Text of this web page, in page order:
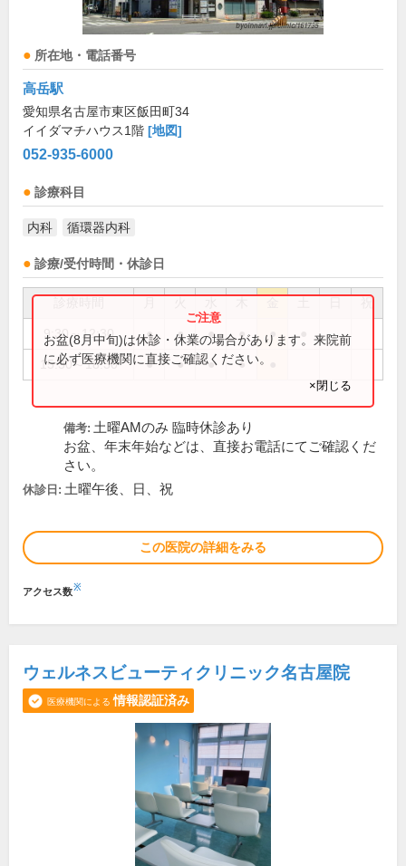
所在地・電話番号
高岳駅
愛知県名古屋市東区飯田町34
イイダマチハウス1階 [地図]
052-935-6000
診療科目
内科 循環器内科
診療/受付時間・休診日
祝
9:30～12:30 ● ● ● ● ●
15:30～18:30 ● ● ● ●
お盆(8月中旬)は休診・休業の場合があります。来院前
に必ず医療機関に直接ご確認ください。
×閉じる
備考: 土曜AMのみ 臨時休診あり
お盆、年末年始などは、直接お電話にてご確認くだ
さい。
休診日: 土曜午後、日、祝
この医院の詳細をみる
アクセス数※
ウェルネスビューティクリニック名古屋院
医療機関による 情報認証済み